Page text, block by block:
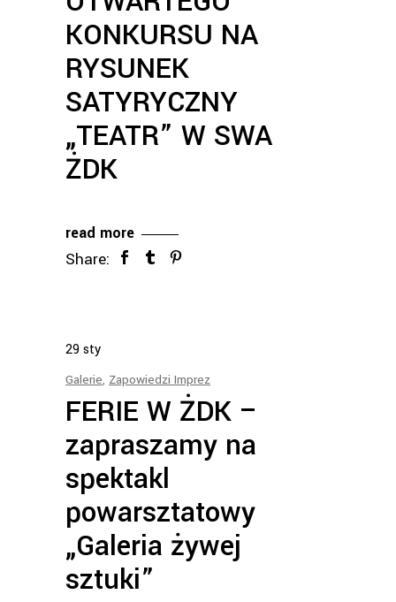
KONKURSU NA
RYSUNEK
SATYRYCZNY
„TEATR” W SWA
ŻDK
read more
Share:
29sty
Galerie, Zapowiedzi Imprez
FERIE W ŻDK –
zapraszamy na
spektakl
powarsztatowy
„Galeria żywej
sztuki”